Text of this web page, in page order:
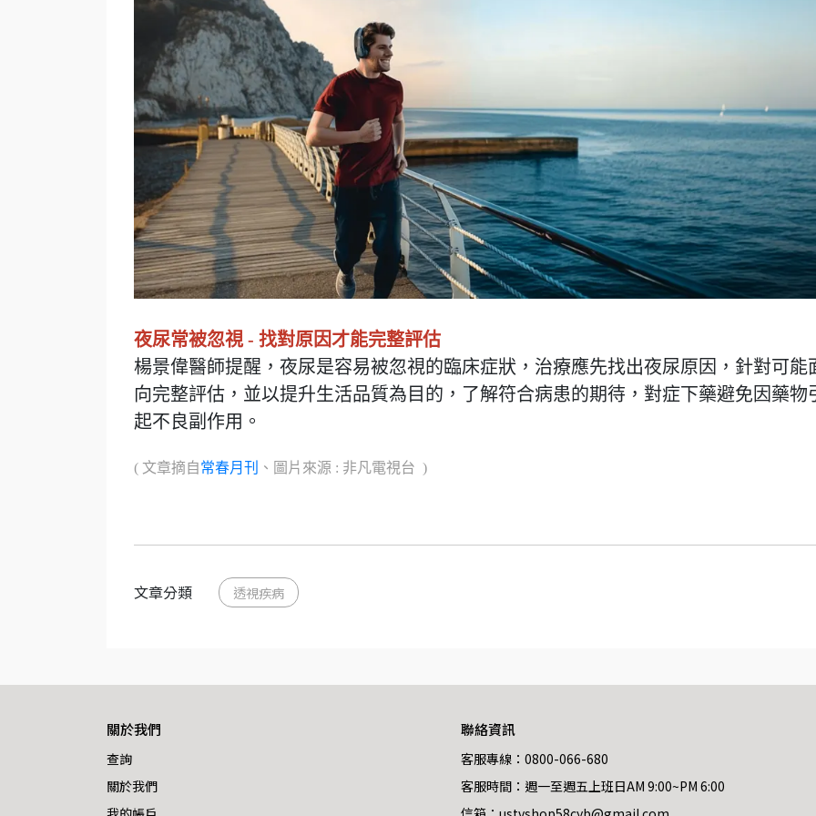
夜尿常被忽視 - 找對原因才能完整評估
楊景偉醫師提醒，夜尿是容易被忽視的臨床症狀，治療應先找出夜尿原因，針對可能
向完整評估，並以提升生活品質為目的，了解符合病患的期待，對症下藥避免因藥物
起不良副作用。
( 文章摘自 常春月刊 、圖片來源 : 非凡電視台 )
文章分類 透視疾病
關於我們
查詢
關於我們
聯絡資訊
客服專線：0800-066-680
客服時間：週一至週五上班日AM 9:00~PM 6:00